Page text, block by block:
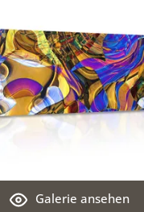
Galerie ansehen